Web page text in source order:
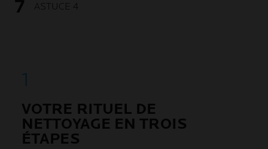
ASTUCE 4
VOTRE RITUEL DE
NETTOYAGE EN TROIS
ÉTAPES